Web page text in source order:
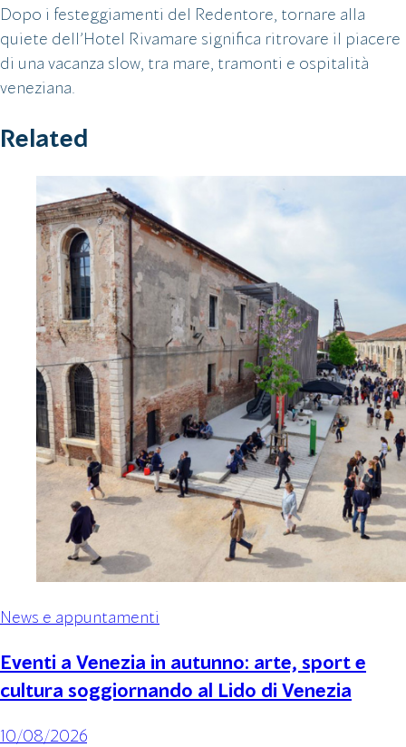
Dopo i festeggiamenti del Redentore, tornare alla
quiete dell’Hotel Rivamare significa ritrovare il piacere
di una vacanza slow, tra mare, tramonti e ospitalità
veneziana.
Related
News e appuntamenti
Eventi a Venezia in autunno: arte, sport e
cultura soggiornando al Lido di Venezia
10/08/2026